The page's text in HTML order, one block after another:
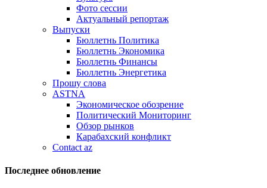
Фото сессии
Актуальный репортаж
Выпуски
Бюллетнь Политика
Бюллетнь Экономика
Бюллетнь Финансы
Бюллетнь Энергетика
Прошу слова
ASTNA
Экономическое обозрение
Политический Мониторинг
Обзор рынков
Карабахский конфликт
Contact az
Последнее обновление